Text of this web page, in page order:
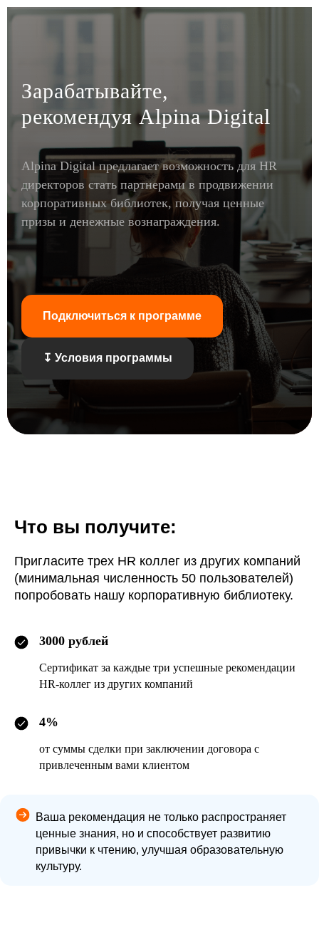
Зарабатывайте,
рекомендуя Alpina Digital
Alpina Digital предлагает возможность для HR
директоров стать партнерами в продвижении
корпоративных библиотек, получая ценные
призы и денежные вознаграждения.
Подключиться к программе
↧ Условия программы
Что вы получите:
Пригласите трех HR коллег из других компаний
(минимальная численность 50 пользователей)
попробовать нашу корпоративную библиотеку.
3000 рублей
Сертификат за каждые три успешные рекомендации
HR-коллег из других компаний
4%
от суммы сделки при заключении договора с
привлеченным вами клиентом
Ваша рекомендация не только распространяет
ценные знания, но и способствует развитию
привычки к чтению, улучшая образовательную
культуру.